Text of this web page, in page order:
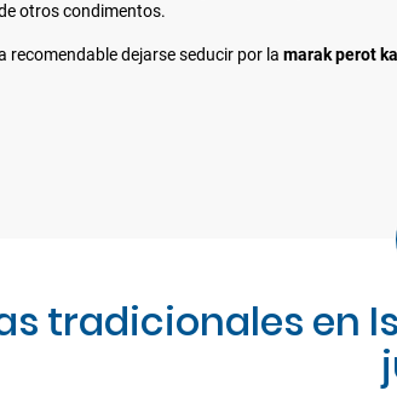
otros condimentos.
recomendable dejarse seducir por la marak perot
tradicionales en